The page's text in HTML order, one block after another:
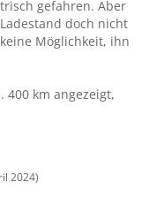
gefahren. Aber
doch nicht
Möglichkeit, ihn
400 km angezeigt,
2024)